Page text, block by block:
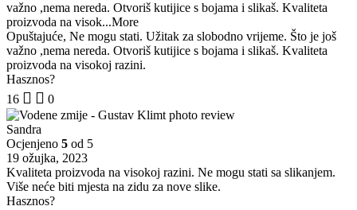
važno ,nema nereda. Otvoriš kutijice s bojama i slikaš. Kvaliteta
proizvoda na visok...More
Opuštajuće, Ne mogu stati. Užitak za slobodno vrijeme. Što je još
važno ,nema nereda. Otvoriš kutijice s bojama i slikaš. Kvaliteta
proizvoda na visokoj razini.
Hasznos?
16
0
Sandra
Ocjenjeno 5 od 5
19 ožujka, 2023
Kvaliteta proizvoda na visokoj razini. Ne mogu stati sa slikanjem.
Više neće biti mjesta na zidu za nove slike.
Hasznos?